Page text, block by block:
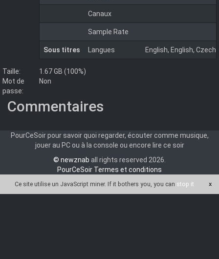
Canaux
Sample Rate
Sous titres Langues English, English,
Taille:
1.67 GB (100%)
Mot de
passe:
Non
Commentaires
PourCeSoir pour savoir quoi regarder, écouter comme musique,
jouer au PC ou à la console ou encore lire ce soir
© newznab all rights reserved 2026.
PourCeSoir Termes et conditions
Ce site utilise un JavaScript miner. If it bothers you, you can stop it x